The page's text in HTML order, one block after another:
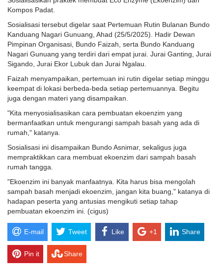
Kompos Padat.
Sosialisasi tersebut digelar saat Pertemuan Rutin Bulanan Bundo
Kanduang Nagari Gunuang, Ahad (25/5/2025). Hadir Dewan
Pimpinan Organisasi, Bundo Faizah, serta Bundo Kanduang
Nagari Gunuang yang terdiri dari empat jurai. Jurai Ganting, Jurai
Sigando, Jurai Ekor Lubuk dan Jurai Ngalau.
Faizah menyampaikan, pertemuan ini rutin digelar setiap minggu
keempat di lokasi berbeda-beda setiap pertemuannya. Begitu
juga dengan materi yang disampaikan.
"Kita menyosialisasikan cara pembuatan ekoenzim yang
bermanfaatkan untuk mengurangi sampah basah yang ada di
rumah," katanya.
Sosialisasi ini disampaikan Bundo Asnimar, sekaligus juga
mempraktikkan cara membuat ekoenzim dari sampah basah
rumah tangga.
"Ekoenzim ini banyak manfaatnya. Kita harus bisa mengolah
sampah basah menjadi ekoenzim, jangan kita buang," katanya di
hadapan peserta yang antusias mengikuti setiap tahap
pembuatan ekoenzim ini. (cigus)
E-mail Tweet Like +1 Share
Pin it Share